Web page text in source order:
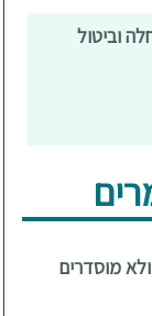
וביטול
מוסדרים